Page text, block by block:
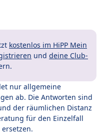
kostenlos im HiPP Mein
und deine Club-
nur allgemeine
ab. Die Antworten sind
der räumlichen Distanz
für den Einzelfall